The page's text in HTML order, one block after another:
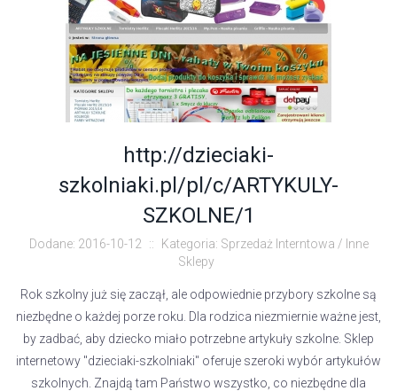
http://dzieciaki-
szkolniaki.pl/pl/c/ARTYKULY-
SZKOLNE/1
Dodane: 2016-10-12 ::
Kategoria: Sprzedaż Interntowa / Inne
Sklepy
Rok szkolny już się zaczął, ale odpowiednie przybory szkolne są
niezbędne o każdej porze roku. Dla rodzica niezmiernie ważne jest,
by zadbać, aby dziecko miało potrzebne artykuły szkolne. Sklep
internetowy "dzieciaki-szkolniaki" oferuje szeroki wybór artykułów
szkolnych. Znajdą tam Państwo wszystko, co niezbędne dla